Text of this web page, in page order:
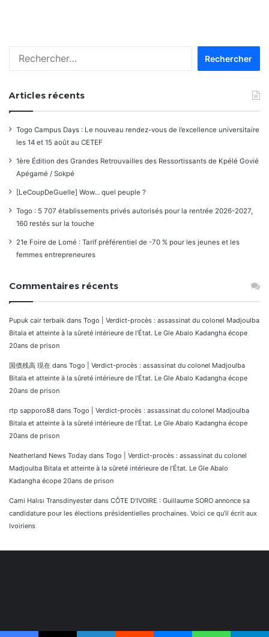
Articles récents
Togo Campus Days : Le nouveau rendez-vous de l’excellence universitaire
les 14 et 15 août au CETEF
1ère Édition des Grandes Retrouvailles des Ressortissants de Kpélé Govié
Apégamé / Sokpé
[LeCoupDeGuelle] Wow… quel peuple ?
Togo : 5 707 établissements privés autorisés pour la rentrée 2026-2027,
160 restés sur la touche
21e Foire de Lomé : Tarif préférentiel de -70 % pour les jeunes et les
femmes entrepreneures
Commentaires récents
Pupuk cair terbaik dans Togo | Verdict-procès : assassinat du colonel Madjoulba
Bitala et atteinte à la sûreté intérieure de l’État. Le Gle Abalo Kadangha écope
20ans de prison
国債残高 現在 dans Togo | Verdict-procès : assassinat du colonel Madjoulba
Bitala et atteinte à la sûreté intérieure de l’État. Le Gle Abalo Kadangha écope
20ans de prison
rtp sapporo88 dans Togo | Verdict-procès : assassinat du colonel Madjoulba
Bitala et atteinte à la sûreté intérieure de l’État. Le Gle Abalo Kadangha écope
20ans de prison
Neatherland News Today dans Togo | Verdict-procès : assassinat du colonel
Madjoulba Bitala et atteinte à la sûreté intérieure de l’État. Le Gle Abalo
Kadangha écope 20ans de prison
Cami Halısı Transdinyester dans CÔTE D’IVOIRE : Guillaume SORO annonce sa
candidature pour les élections présidentielles prochaines. Voici ce qu’il écrit aux
Ivoiriens